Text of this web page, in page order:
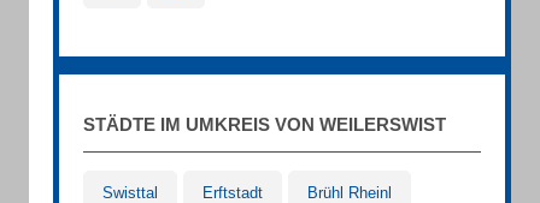
STÄDTE IM UMKREIS VON WEILERSWIST
Swisttal Erftstadt Brühl Rheinl